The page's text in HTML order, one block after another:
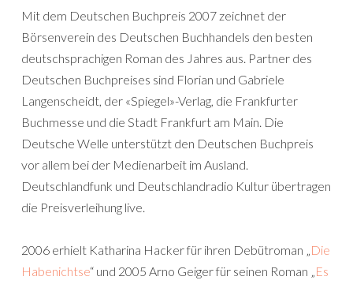
Mit dem Deutschen Buchpreis 2007 zeichnet der
Börsenverein des Deutschen Buchhandels den besten
deutschsprachigen Roman des Jahres aus. Partner des
Deutschen Buchpreises sind Florian und Gabriele
Langenscheidt, der «Spiegel»-Verlag, die Frankfurter
Buchmesse und die Stadt Frankfurt am Main. Die
Deutsche Welle unterstützt den Deutschen Buchpreis
vor allem bei der Medienarbeit im Ausland.
Deutschlandfunk und Deutschlandradio Kultur übertragen
die Preisverleihung live.
2006 erhielt Katharina Hacker für ihren Debütroman „Die
Habenichtse“ und 2005 Arno Geiger für seinen Roman „Es